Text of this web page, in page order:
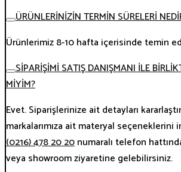
ÜRÜNLERİNİZİN TERMİN SÜRELERİ
Ürünlerimiz 8-10 hafta içerisinde temin
SİPARİŞİMİ SATIŞ DANIŞMANI İLE
MİYİM?
Evet. Siparişlerinize ait detayları
markalarımıza ait materyal
(0216) 478 20 20numaralı telefon
veya showroom ziyaretine gelebilirsiniz.